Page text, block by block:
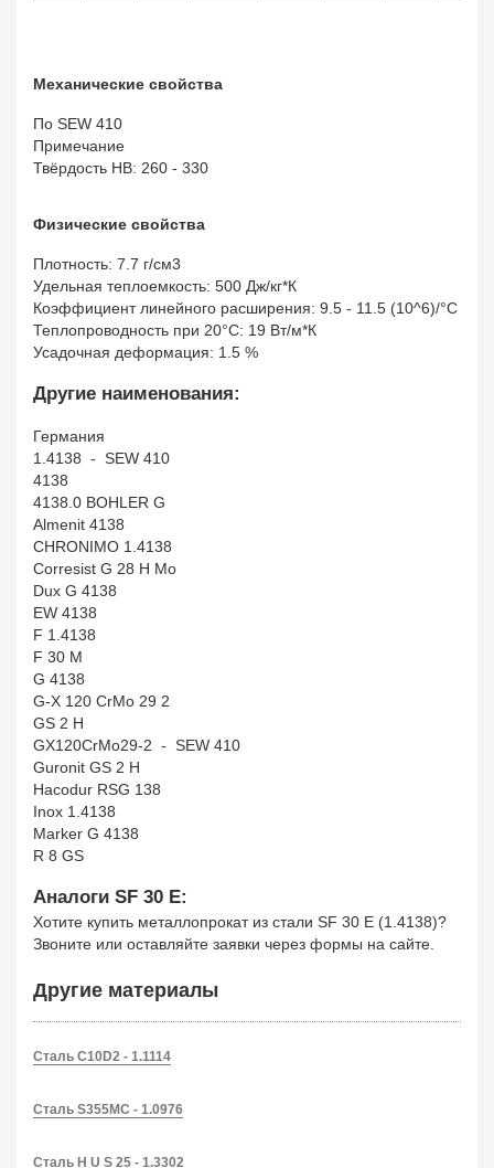
Механические свойства
По SEW 410
Примечание
Твёрдость HB: 260 - 330
Физические свойства
Плотность: 7.7 г/см3
Удельная теплоемкость: 500 Дж/кг*К
Коэффициент линейного расширения: 9.5 - 11.5 (10^6)/°С
Теплопроводность при 20°C: 19 Вт/м*К
Усадочная деформация: 1.5 %
Другие наименования:
Германия
1.4138 - SEW 410
4138
4138.0 BOHLER G
Almenit 4138
CHRONIMO 1.4138
Corresist G 28 H Mo
Dux G 4138
EW 4138
F 1.4138
F 30 M
G 4138
G-X 120 CrMo 29 2
GS 2 H
GX120CrMo29-2 - SEW 410
Guronit GS 2 H
Hacodur RSG 138
Inox 1.4138
Marker G 4138
R 8 GS
Аналоги SF 30 E:
Хотите купить металлопрокат из стали SF 30 E (1.4138)?
Звоните или оставляйте заявки через формы на сайте.
Другие материалы
Сталь C10D2 - 1.1114
Сталь S355MC - 1.0976
Сталь H U S 25 - 1.3302